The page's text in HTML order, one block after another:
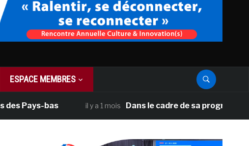
ESPACE MEMBRES
bas il y a 1 mois Dans le cadre de sa programmation